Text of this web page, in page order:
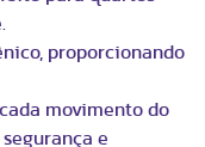
proporcionando
movimento do
e